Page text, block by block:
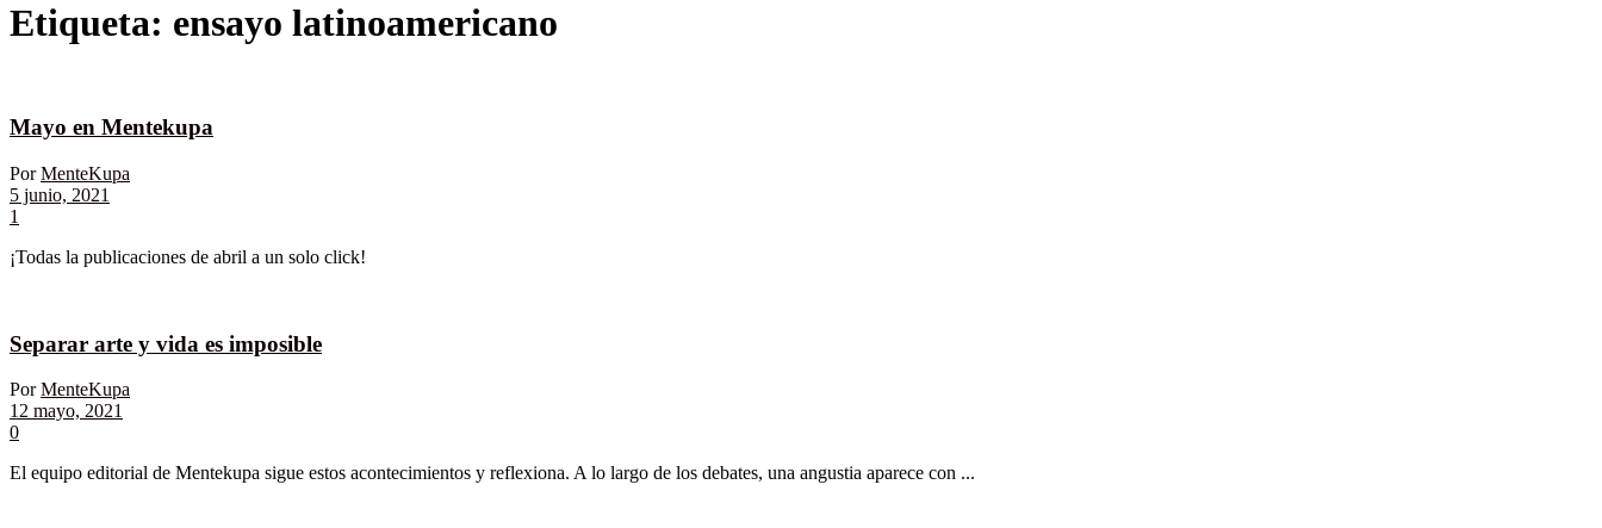
Etiqueta: ensayo latinoamericano
Mayo en Mentekupa
Por MenteKupa
5 junio, 2021
1
¡Todas la publicaciones de abril a un solo click!
Separar arte y vida es imposible
Por MenteKupa
12 mayo, 2021
0
El equipo editorial de Mentekupa sigue estos acontecimientos y reflexiona. A lo largo de los debates, una angustia aparece con ...